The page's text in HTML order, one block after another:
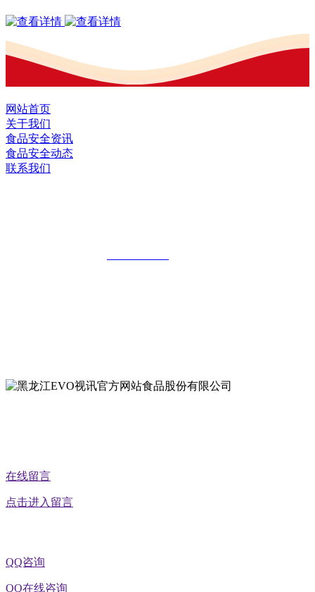
网站首页
关于我们
食品安全资讯
食品安全动态
联系我们
在线留言
点击进入留言
QQ咨询
QQ在线咨询